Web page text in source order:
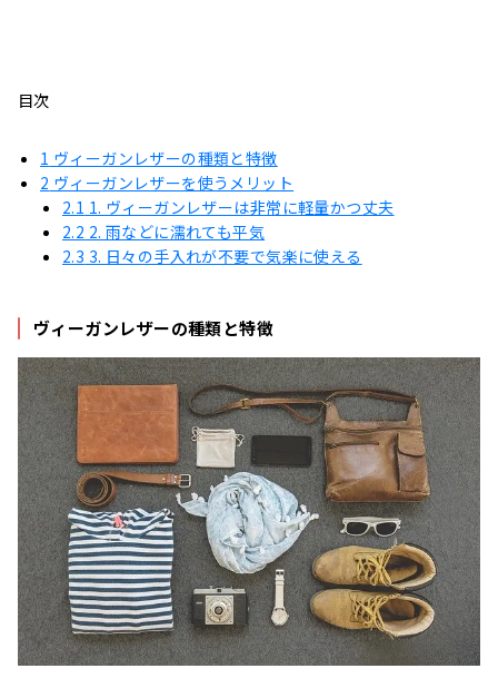
目次
1 ヴィーガンレザーの種類と特徴
2 ヴィーガンレザーを使うメリット
2.1 1. ヴィーガンレザーは非常に軽量かつ丈夫
2.2 2. 雨などに濡れても平気
2.3 3. 日々の手入れが不要で気楽に使える
ヴィーガンレザーの種類と特徴